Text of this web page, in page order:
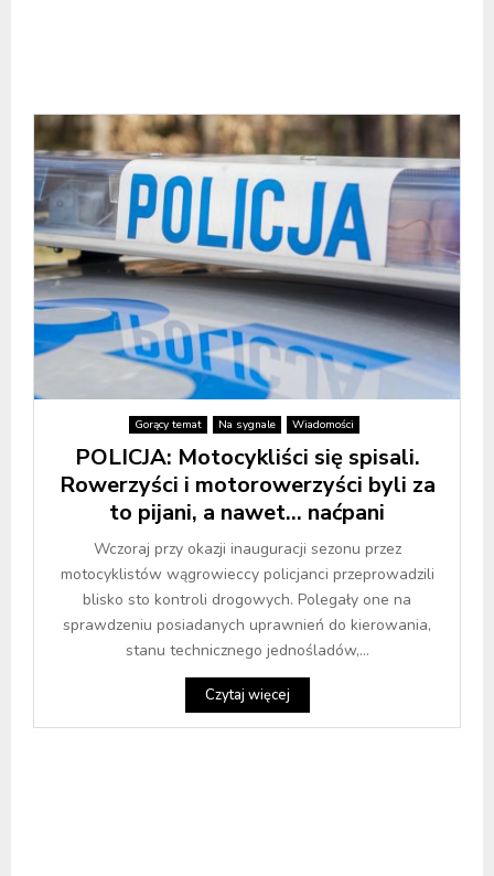
Gorący temat Na sygnale Wiadomości
POLICJA: Motocykliści się spisali.
Rowerzyści i motorowerzyści byli za
to pijani, a nawet… naćpani
Wczoraj przy okazji inauguracji sezonu przez
motocyklistów wągrowieccy policjanci przeprowadzili
blisko sto kontroli drogowych. Polegały one na
sprawdzeniu posiadanych uprawnień do kierowania,
stanu technicznego jednośladów,...
Czytaj więcej